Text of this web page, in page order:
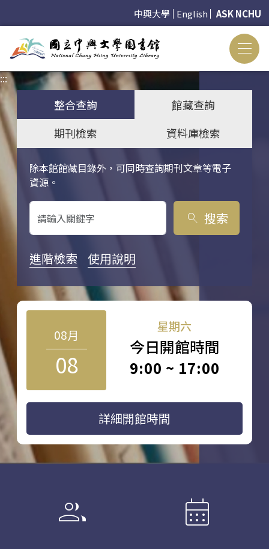
中興大學 English ASK NCHU
:::
整合查詢
館藏查詢
期刊檢索
資料庫檢索
除本館館藏目錄外，可同時查詢期刊文章等電子
資源。
關鍵字搜尋
search 搜索
進階檢索 使用說明
08月
08
星期六
今日開館時間
9:00 ~ 17:00
詳細開館時間
group calendar_month